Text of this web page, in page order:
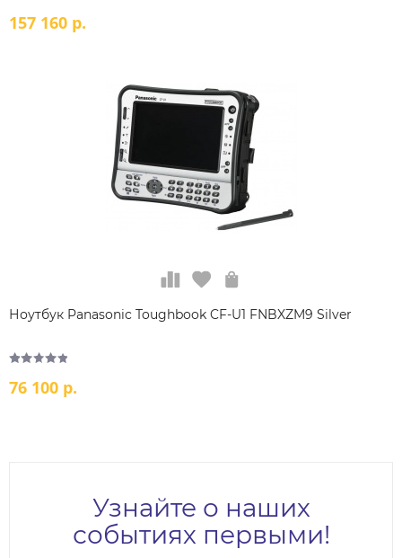
157 160 р.
Ноутбук Panasonic Toughbook CF-U1 FNBXZM9 Silver
76 100 р.
Узнайте о наших
событиях первыми!